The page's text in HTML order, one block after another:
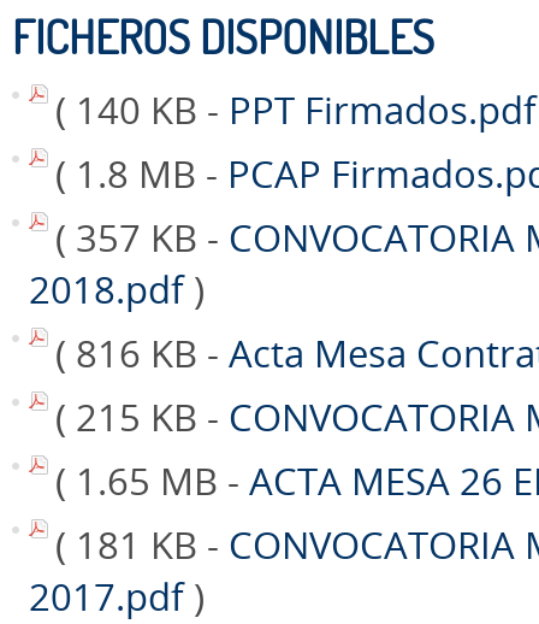
FICHEROS DISPONIBLES
( 140 KB - PPT
( 1.8 MB - PCAP
( 357 KB - CONVOCATORIA
2018.pdf)
( 816 KB - Acta Mesa
( 215 KB -
( 1.65 MB - ACTA MESA 26
( 181 KB - CONVOCATORIA
2017.pdf)